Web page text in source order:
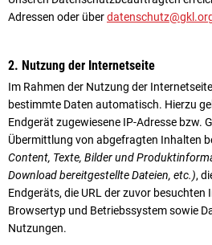
Adressen oder über
2. Nutzung der Internetseite
Im Rahmen der Nutzung der
bestimmte Daten automatisch. Hierzu
Endgerät zugewiesene IP-Adresse bzw.
Übermittlung von abgefragten Inhalten
Content, Texte, Bilder und
Download bereitgestellte Dateien, etc.),
Endgeräts, die URL der zuvor
Browsertyp und Betriebssystem sowie
Nutzungen.